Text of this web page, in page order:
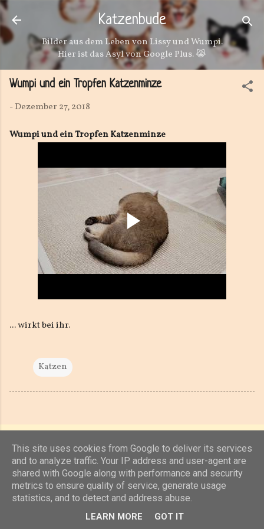
Direkt zum Hauptbereich
Katzenbude
Bilder aus dem Leben von Lissy und Wumpi.
Hier ist das Asyl von Google Plus. 😹
Wumpi und ein Tropfen Katzenminze
-Dezember 27, 2018
Wumpi und ein Tropfen Katzenminze
... wirkt bei ihr.
Katzen
Powered by Blogger
This site uses cookies from Google to deliver its services
and to analyze traffic. Your IP address and user-agent are
shared with Google along with performance and security
metrics to ensure quality of service, generate usage
statistics, and to detect and address abuse.
LEARN MORE GOT IT